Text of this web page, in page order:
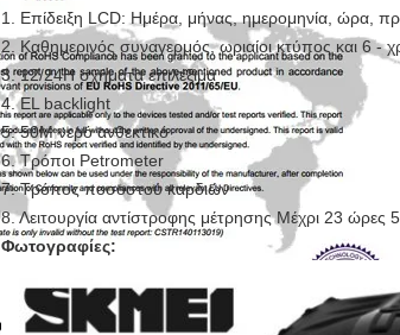
1. Επίδειξη LCD: Ημέρα, μήνας, ημερομηνία, ώρα,
2. Καθημερινός συναγερμός, ωριαίοι κτύπος και 6 -
3. 12/24H σχήματα επιλέξιμα
4. EL backlight
5. 50M νερό ανθεκτικό
6. Τρόποι Petrometer
7. Τρόπος ποσοστού καρδιών
8. Λειτουργία αντίστροφης μέτρησης Μέχρι 23 ώρες
Φωτογραφίες: